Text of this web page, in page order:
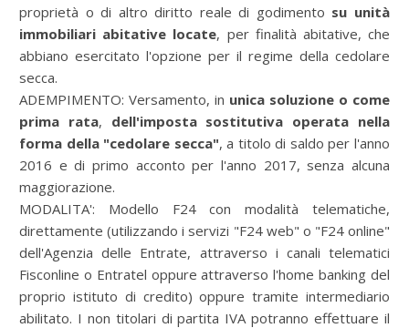
proprietà o di altro diritto reale di godimento su unità
immobiliari abitative locate, per finalità abitative, che
abbiano esercitato l'opzione per il regime della cedolare
secca.
ADEMPIMENTO: Versamento, in unica soluzione o come
prima rata, dell'imposta sostitutiva operata nella
forma della "cedolare secca", a titolo di saldo per l'anno
2016 e di primo acconto per l'anno 2017, senza alcuna
maggiorazione.
MODALITA': Modello F24 con modalità telematiche,
direttamente (utilizzando i servizi "F24 web" o "F24 online"
dell'Agenzia delle Entrate, attraverso i canali telematici
Fisconline o Entratel oppure attraverso l'home banking del
proprio istituto di credito) oppure tramite intermediario
abilitato. I non titolari di partita IVA potranno effettuare il